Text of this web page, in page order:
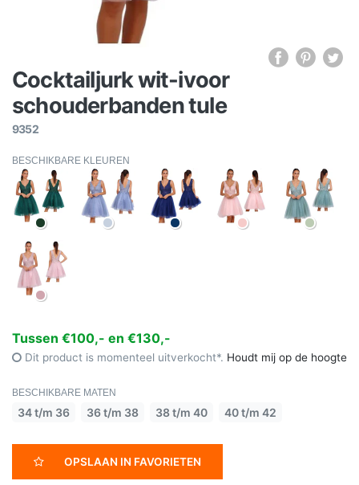
Cocktailjurk wit-ivoor
schouderbanden tule
9352
BESCHIKBARE KLEUREN
Tussen €100,- en €130,-
Dit product is momenteel uitverkocht*. Houdt mij op de hoogte
BESCHIKBARE MATEN
34 t/m 36 36 t/m 38 38 t/m 40 40 t/m 42
OPSLAAN IN FAVORIETEN